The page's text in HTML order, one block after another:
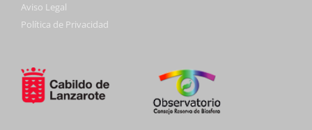
Aviso Legal
Política de Privacidad